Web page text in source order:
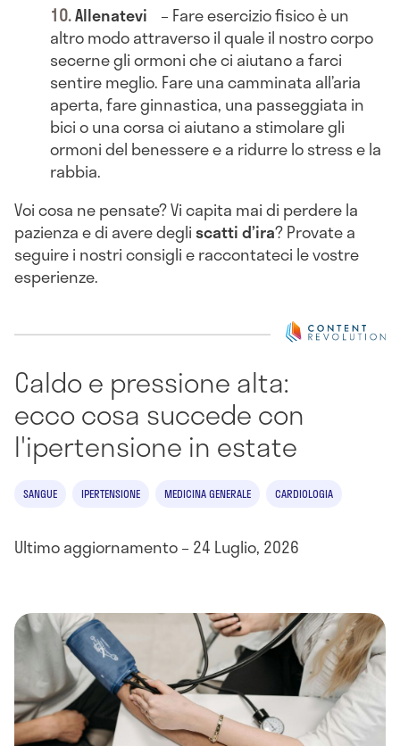
Allenatevi – Fare esercizio fisico è un
altro modo attraverso il quale il nostro corpo
secerne gli ormoni che ci aiutano a farci
sentire meglio. Fare una camminata all’aria
aperta, fare ginnastica, una passeggiata in
bici o una corsa ci aiutano a stimolare gli
ormoni del benessere e a ridurre lo stress e la
rabbia.
Voi cosa ne pensate? Vi capita mai di perdere la
pazienza e di avere degliscatti d’ira? Provate a
seguire i nostri consigli e raccontateci le vostre
esperienze.
Caldo e pressione alta:
ecco cosa succede con
l'ipertensione in estate
SANGUE IPERTENSIONE MEDICINA GENERALE CARDIOLOGIA
Ultimo aggiornamento – 24 Luglio, 2026